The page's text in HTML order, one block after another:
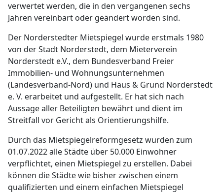
verwertet werden, die in den vergangenen sechs
Jahren vereinbart oder geändert worden sind.
Der Norderstedter Mietspiegel wurde erstmals 1980
von der Stadt Norderstedt, dem Mieterverein
Norderstedt e.V., dem Bundesverband Freier
Immobilien- und Wohnungsunternehmen
(Landesverband-Nord) und Haus & Grund Norderstedt
e. V. erarbeitet und aufgestellt. Er hat sich nach
Aussage aller Beteiligten bewährt und dient im
Streitfall vor Gericht als Orientierungshilfe.
Durch das Mietspiegelreformgesetz wurden zum
01.07.2022 alle Städte über 50.000 Einwohner
verpflichtet, einen Mietspiegel zu erstellen. Dabei
können die Städte wie bisher zwischen einem
qualifizierten und einem einfachen Mietspiegel